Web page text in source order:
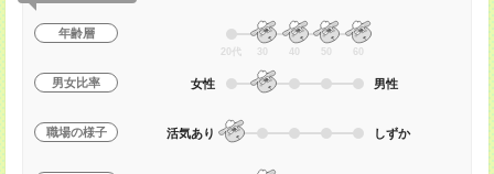
年齢層
20代 30 40 50 60
男女比率 女性 男性
職場の様子 活気あり しずか